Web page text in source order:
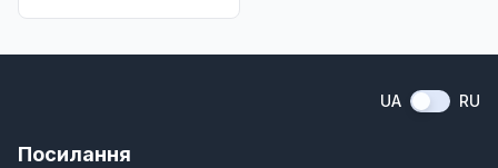
UA RU
Посилання